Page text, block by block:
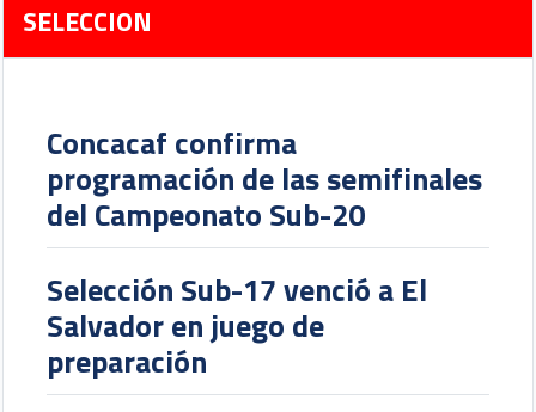
SELECCION
Concacaf confirma
programación de las semifinales
del Campeonato Sub-20
Selección Sub-17 venció a El
Salvador en juego de
preparación